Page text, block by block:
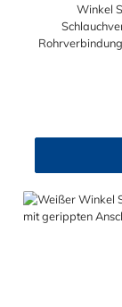
Winkel
Leitungen
idealen
sicheren